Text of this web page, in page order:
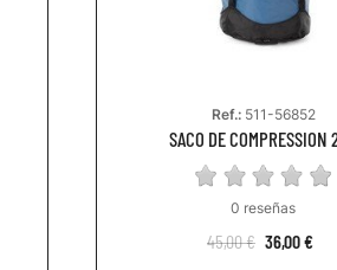
Ref.:511-56852
0 reseñas
45,00 € 36,00 €